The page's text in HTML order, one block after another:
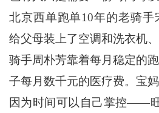
北京西单跑单10年的老骑手
给父母装上了空调和洗衣机
骑手周朴芳靠着每月稳定的
子每月数千元的医疗费。宝
因为时间可以自己掌控——